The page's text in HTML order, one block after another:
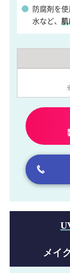
防腐剤を
水など、
メイ